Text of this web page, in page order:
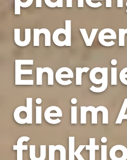
und
die im